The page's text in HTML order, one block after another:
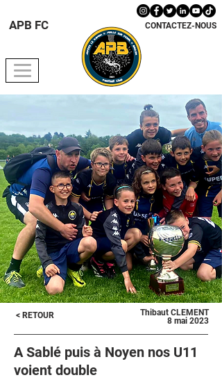
CONTACTEZ-NOUS
APB FC
< RETOUR
Thibaut CLEMENT
8 mai 2023
A Sablé puis à Noyen nos U11
voient double